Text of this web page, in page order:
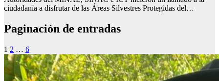
ciudadanía a disfrutar de las Áreas Silvestres Protegidas del…
Paginación de entradas
1 2 … 6